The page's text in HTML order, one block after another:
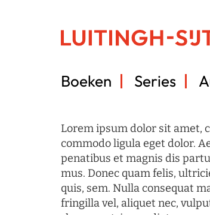
Boeken Series
Lorem ipsum dolor sit amet,
commodo ligula eget dolor.
penatibus et magnis dis
mus. Donec quam felis,
quis, sem. Nulla consequat
fringilla vel, aliquet nec,